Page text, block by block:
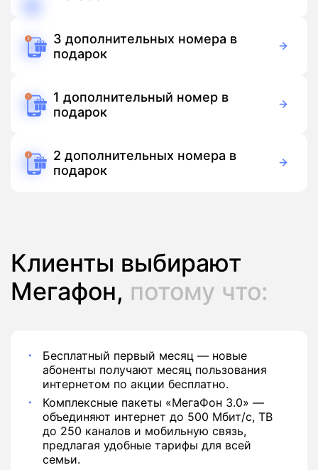
3 дополнительных номера в
подарок
1 дополнительный номер в
подарок
2 дополнительных номера в
подарок
Клиенты выбирают
Мегафон, потому что:
Бесплатный первый месяц — новые
абоненты получают месяц пользования
интернетом по акции бесплатно.
Комплексные пакеты «МегаФон 3.0» —
объединяют интернет до 500 Мбит/с, ТВ
до 250 каналов и мобильную связь,
предлагая удобные тарифы для всей
семьи.